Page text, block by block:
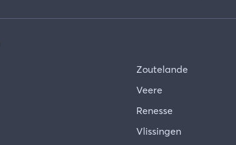
Zoutelande
Veere
Renesse
Vlissingen